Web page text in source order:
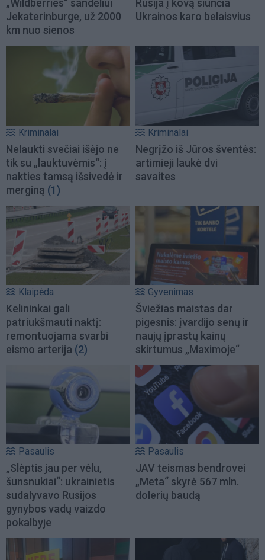
„Wildberries“ sandėliui
Jekaterinburge, už 2000
km nuo sienos
Rusija į kovą siunčia
Ukrainos karo belaisvius
Kriminalai
Nelaukti svečiai išėjo ne
tik su „lauktuvėmis“: į
nakties tamsą išsivedė ir
merginą (1)
Kriminalai
Negrįžo iš Jūros šventės:
artimieji laukė dvi
savaites
Klaipėda
Kelininkai gali
patriukšmauti naktį:
remontuojama svarbi
eismo arterija (2)
Gyvenimas
Šviežias maistas dar
pigesnis: įvardijo senų ir
naujų įprastų kainų
skirtumus „Maximoje“
Pasaulis
„Slėptis jau per vėlu,
šunsnukiai“: ukrainietis
sudalyvavo Rusijos
gynybos vadų vaizdo
pokalbyje
Pasaulis
JAV teismas bendrovei
„Meta“ skyrė 567 mln.
dolerių baudą